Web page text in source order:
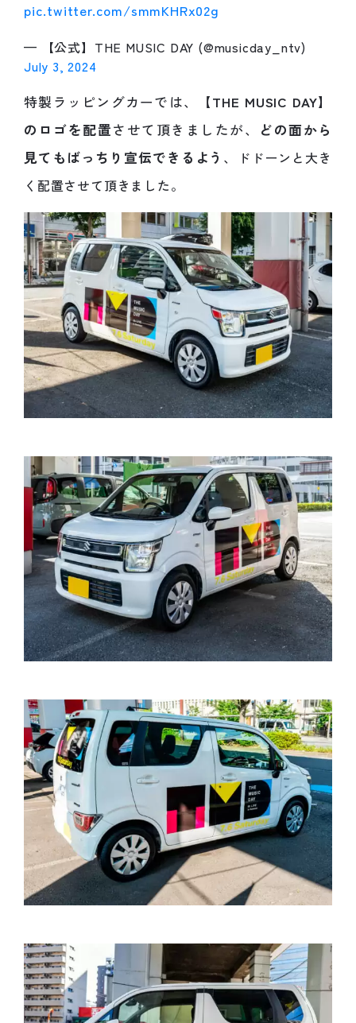
pic.twitter.com/smmKHRx02g
— 【公式】THE MUSIC DAY (@musicday_ntv)
July 3, 2024
特製ラッピングカーでは、
【THE MUSIC DAY】
のロゴを配置させて頂きましたが、
どの面から
見てもばっちり宣伝できるよう 、
ドドーンと大き
く配置させて頂きました。